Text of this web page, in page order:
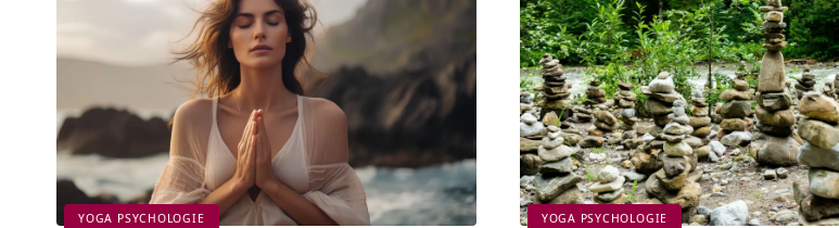
YOGA PSYCHOLOGIE YOGA PSYCHOLOGIE